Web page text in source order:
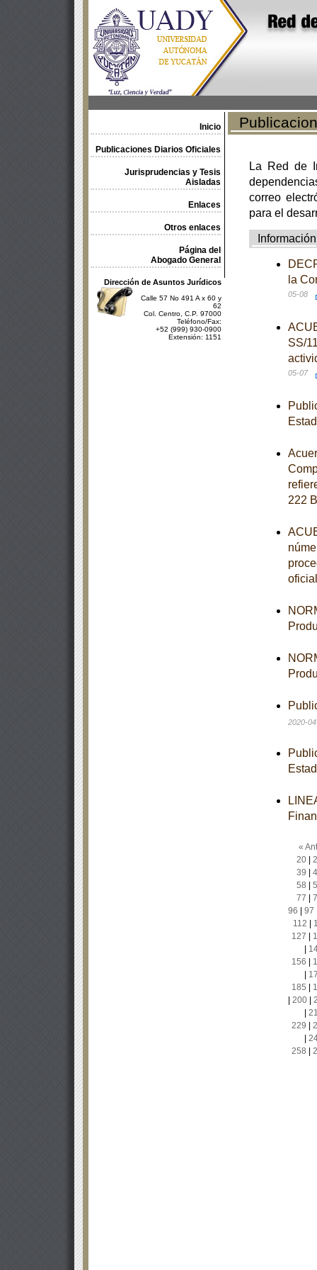
Inicio
Publicaciones Diarios Oficiales
Jurisprudencias y Tesis
Aisladas
Enlaces
Otros enlaces
Página del
Abogado General
Dirección de Asuntos Jurídicos
Calle 57 No 491 A x 60 y
62
Col. Centro, C.P. 97000
Teléfono/Fax:
+52 (999) 930-0900
Extensión: 1151
La Red de
correo
para el
Información
la
05-08
SS/
05-07
222
2020-
«
20|
39
58
77
96
97
112
127
156
185
200|
229
258